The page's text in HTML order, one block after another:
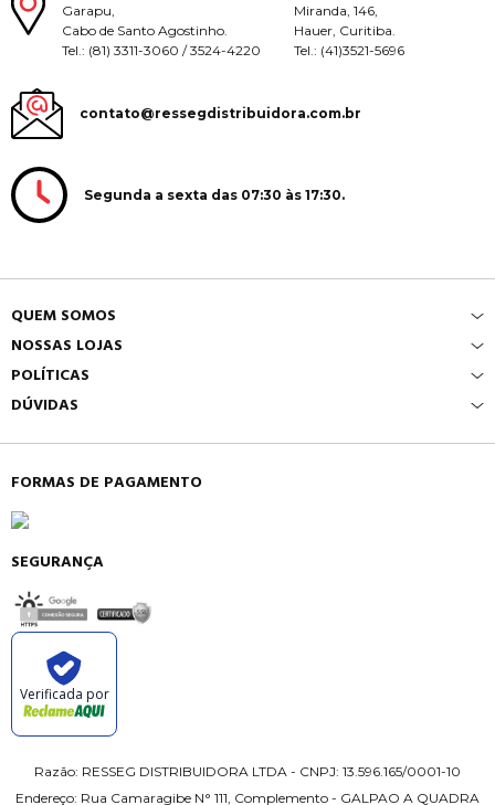
Garapu,
Cabo de Santo Agostinho.
Tel.: (81) 3311-3060 / 3524-4220
Miranda, 146,
Hauer, Curitiba.
Tel.: (41)3521-5696
contato@ressegdistribuidora.com.br
Segunda a sexta das 07:30 às 17:30.
QUEM SOMOS
NOSSAS LOJAS
POLÍTICAS
DÚVIDAS
FORMAS DE PAGAMENTO
SEGURANÇA
Verificada por
Razão: RESSEG DISTRIBUIDORA LTDA - CNPJ: 13.596.165/0001-10
Endereço: Rua Camaragibe N° 111, Complemento - GALPAO A QUADRA